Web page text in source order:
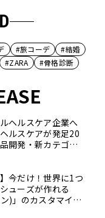
#旅コーデ
#結婚
#ZARA #骨格診断
ヘルスケア企業へ
ルスケアが発足20
開発・新カテゴリ
合時のエピソード
今だけ！世界に1つ
ューズが作れる
)」のカスタマイズ